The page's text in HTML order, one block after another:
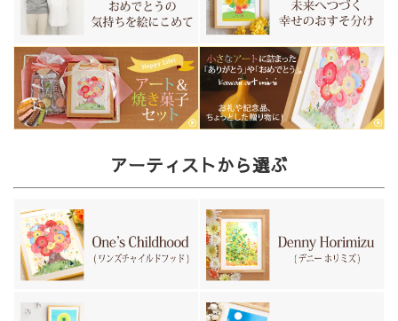
アーティストから選ぶ